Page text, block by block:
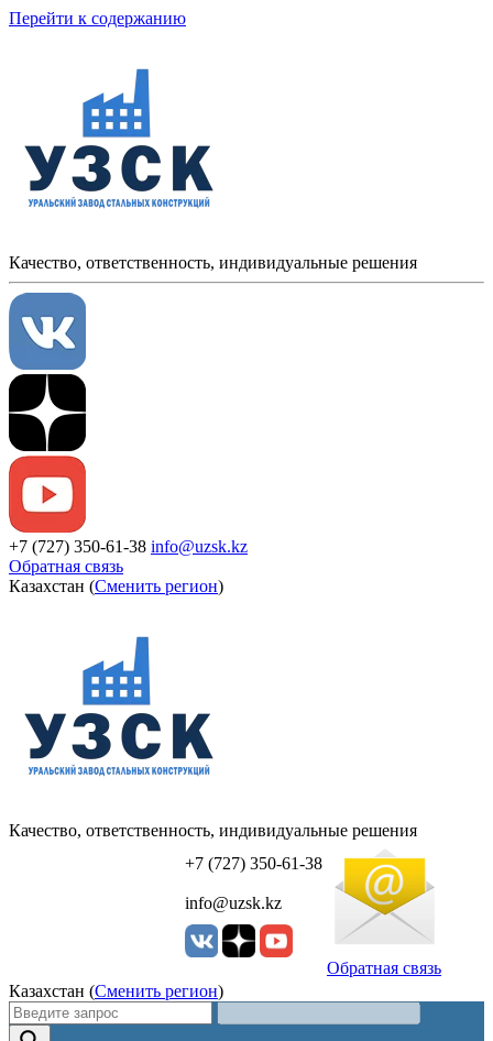
Перейти к содержанию
Качество, ответственность, индивидуальные решения
+7 (727) 350-61-38 info@uzsk.kz
Обратная связь
Казахстан (Сменить регион)
УЗСК Казахстан
Качество, ответственность, индивидуальные решения
+7 (727) 350-61-38
info@uzsk.kz
Обратная связь
Казахстан (Сменить регион)